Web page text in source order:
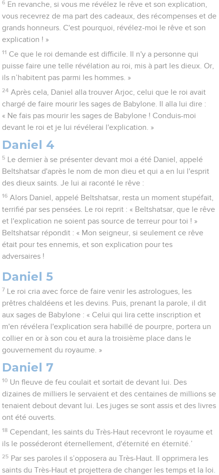
6 En revanche, si vous me révélez le rêve et son explication,
vous recevrez de ma part des cadeaux, des récompenses et de
grands honneurs. C'est pourquoi, révélez-moi le rêve et son
explication ! »
11 Ce que le roi demande est difficile. Il n'y a personne qui
puisse faire une telle révélation au roi, mis à part les dieux. Or,
ils n’habitent pas parmi les hommes. »
24 Après cela, Daniel alla trouver Arjoc, celui que le roi avait
chargé de faire mourir les sages de Babylone. Il alla lui dire :
« Ne fais pas mourir les sages de Babylone ! Conduis-moi
devant le roi et je lui révélerai l'explication. »
Daniel 4
5
Le dernier à se présenter devant moi a été Daniel, appelé
Beltshatsar d'après le nom de mon dieu et qui a en lui l'esprit
des dieux saints. Je lui ai raconté le rêve :
16 Alors Daniel, appelé Beltshatsar, resta un moment stupéfait,
terrifié par ses pensées. Le roi reprit : « Beltshatsar, que le rêve
et l'explication ne soient pas source de terreur pour toi ! »
Beltshatsar répondit : « Mon seigneur, si seulement ce rêve
était pour tes ennemis, et son explication pour tes
adversaires !
Daniel 5
7
Le roi cria avec force de faire venir les astrologues, les
prêtres chaldéens et les devins. Puis, prenant la parole, il dit
aux sages de Babylone : « Celui qui lira cette inscription et
m'en révélera l'explication sera habillé de pourpre, portera un
collier en or à son cou et aura la troisième place dans le
gouvernement du royaume. »
Daniel 7
10 Un fleuve de feu coulait et sortait de devant lui. Des
dizaines de milliers le servaient et des centaines de millions se
tenaient debout devant lui. Les juges se sont assis et des livres
ont été ouverts.
18 Cependant, les saints du Très-Haut recevront le royaume et
ils le posséderont éternellement, d'éternité en éternité.’
25 Par ses paroles il s’opposera au Très-Haut. Il opprimera les
saints du Très-Haut et projettera de changer les temps et la loi.